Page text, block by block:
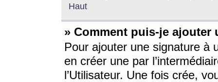
Haut
» Comment puis-je ajouter
Pour ajouter une signature à
en créer une par
l’Utilisateur. Une fois crée,